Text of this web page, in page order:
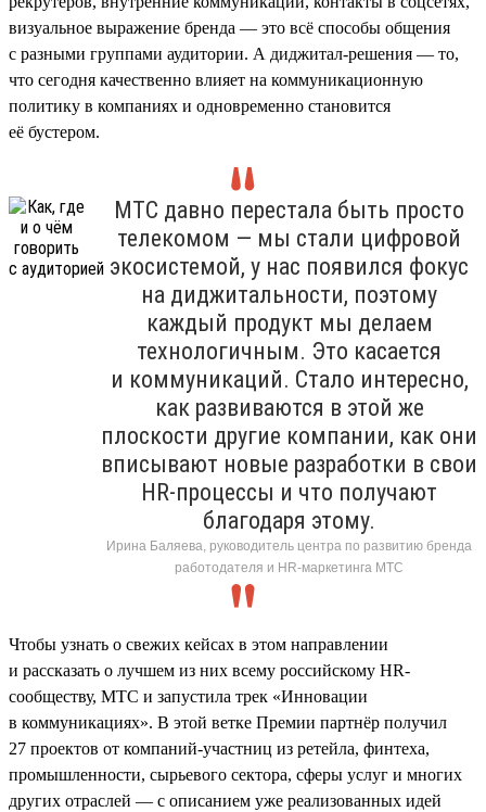
визуальное выражение бренда — это всё способы общения
с разными группами аудитории. А диджитал-решения — то,
что сегодня качественно влияет на коммуникационную
политику в компаниях и одновременно становится
её бустером.
МТС давно перестала быть просто
телекомом — мы стали цифровой
экосистемой, у нас появился фокус
на диджитальности, поэтому
каждый продукт мы делаем
технологичным. Это касается
и коммуникаций. Стало интересно,
как развиваются в этой же
плоскости другие компании, как они
вписывают новые разработки в свои
HR-процессы и что получают
благодаря этому.
Ирина Баляева, руководитель центра по развитию бренда
работодателя и HR-маркетинга МТС
Чтобы узнать о свежих кейсах в этом направлении
и рассказать о лучшем из них всему российскому HR-
сообществу, МТС и запустила трек «Инновации
в коммуникациях». В этой ветке Премии партнёр получил
27 проектов от компаний-участниц из ретейла, финтеха,
промышленности, сырьевого сектора, сферы услуг и многих
других отраслей — с описанием уже реализованных идей